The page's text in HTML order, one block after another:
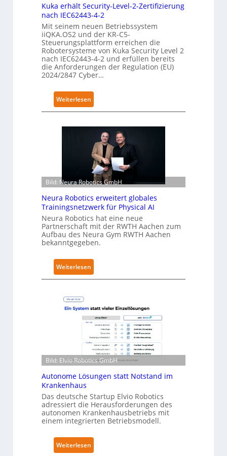
Kuka erhält Security-Level-2-Zertifizierung
nach IEC62443-4-2
Mit seinem neuen Betriebssystem
iiQKA.OS2 und der KR-C5-
Steuerungsplattform erreichen die
Robotersysteme von Kuka Security Level 2
nach IEC62443-4-2 und erfüllen bereits
die Anforderungen der Regulation (EU)
2024/2847 Cyber…
Weiterlesen
K
e
r
h
ä
l
t
S
e
c
u
r
t
L
e
e
l
-
2
Z
e
r
i
f
Bild: Neura Robotics GmbH
Neura Robotics erweitert globales
Trainingsnetzwerk für Physical AI
Neura Robotics hat eine neue
Partnerschaft mit der RWTH Aachen zum
Aufbau des Neura Gym RWTH Aachen
bekanntgegeben.
Weiterlesen
N
r
a
o
b
o
t
c
s
e
r
w
Bild: Elvio Robotics GmbH
Autonome Lösungen statt Notstand im
Krankenhaus
Das deutsche Startup Elvio Robotics
adressiert die Herausforderungen des
autonomen Krankenhausbetriebs mit
einem integrierten Betriebsmodell.
Weiterlesen